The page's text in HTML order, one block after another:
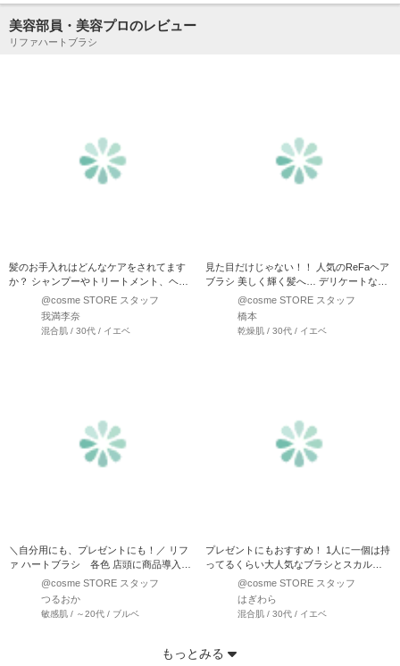
美容部員・美容プロのレビュー
リファハートブラシ
髪のお手入れはどんなケアをされてます
か？ シャンプーやトリートメント、ヘア
パック…私も髪のお悩み…
@cosme STORE スタッフ
我満李奈
混合肌 / 30代 / イエベ
見た目だけじゃない！！ 人気のReFaヘア
ブラシ 美しく輝く髪へ… デリケートな髪
のからまりをほ…
@cosme STORE スタッフ
橋本
乾燥肌 / 30代 / イエベ
＼自分用にも、プレゼントにも！／ リフ
ァ ハートブラシ 各色 店頭に商品導入
後、お問…@cosme STORE スタッフ
つるおか
敏感肌 / ～20代 / ブルベ
プレゼントにもおすすめ！ 1人に一個は持
ってるくらい大人気なブラシとスカルプ
ブラシの紹介です♪ …
@cosme STORE スタッフ
はぎわら
混合肌 / 30代 / イエベ
もっとみる